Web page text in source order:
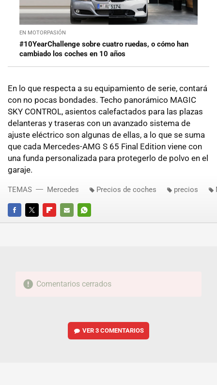
EN MOTORPASIÓN
#10YearChallenge sobre cuatro ruedas, o cómo han
cambiado los coches en 10 años
En lo que respecta a su equipamiento de serie, contará
con no pocas bondades. Techo panorámico MAGIC
SKY CONTROL, asientos calefactados para las plazas
delanteras y traseras con un avanzado sistema de
ajuste eléctrico son algunas de ellas, a lo que se suma
que cada Mercedes-AMG S 65 Final Edition viene con
una funda personalizada para protegerlo de polvo en el
garaje.
FACEBOOKTWITTERFLIPBOARD
E-
WHATSAPP
TEMAS Mercedes Precios de coches precios
Comentarios cerrados
VER3 COMENTARIOS